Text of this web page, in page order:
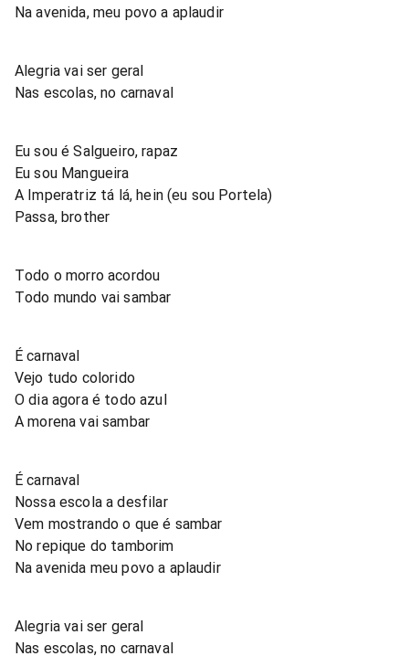
Na avenida, meu povo a aplaudir
Alegria vai ser geral
Nas escolas, no carnaval
Eu sou é Salgueiro, rapaz
Eu sou Mangueira
A Imperatriz tá lá, hein (eu sou Portela)
Passa, brother
Todo o morro acordou
Todo mundo vai sambar
É carnaval
Vejo tudo colorido
O dia agora é todo azul
A morena vai sambar
É carnaval
Nossa escola a desfilar
Vem mostrando o que é sambar
No repique do tamborim
Na avenida meu povo a aplaudir
Alegria vai ser geral
Nas escolas, no carnaval